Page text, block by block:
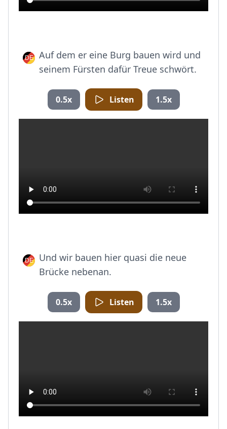
Auf dem er eine Burg bauen wird und
seinem Fürsten dafür Treue schwört.
0.5x Listen 1.5x
Und wir bauen hier quasi die neue
Brücke nebenan.
0.5x Listen 1.5x